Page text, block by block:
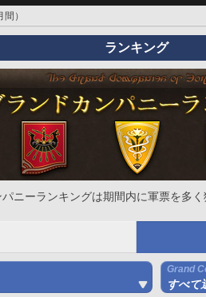
）
ランキング
ニーランキングは期間内に軍票を多く
Grand
すべて